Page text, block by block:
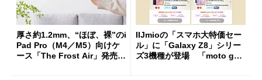
厚さ約1.2mm、“ほぼ、裸”のi
Pad Pro（M4／M5）向けケ
ース「The Frost Air」発売
IIJmioの「スマホ大特価セー
ル」に「Galaxy Z8」シリー
ズ3機種が登場 「moto g37